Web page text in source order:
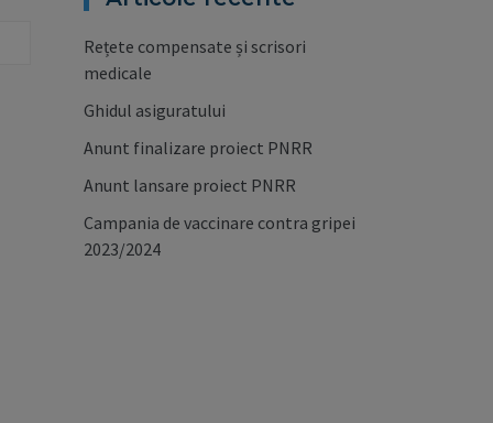
Rețete compensate și scrisori
medicale
Ghidul asiguratului
Anunt finalizare proiect PNRR
Anunt lansare proiect PNRR
Campania de vaccinare contra gripei
2023/2024